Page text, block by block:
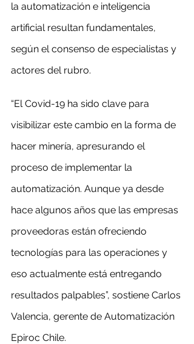
la automatización e inteligencia
artificial resultan fundamentales,
según el consenso de especialistas y
actores del rubro.
“El Covid-19 ha sido clave para
visibilizar este cambio en la forma de
hacer minería, apresurando el
proceso de implementar la
automatización. Aunque ya desde
hace algunos años que las empresas
proveedoras están ofreciendo
tecnologías para las operaciones y
eso actualmente está entregando
resultados palpables”, sostiene Carlos
Valencia, gerente de Automatización
Epiroc Chile.